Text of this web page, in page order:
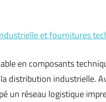
et fournitures
en composants
distribution industrielle.
un réseau logistique